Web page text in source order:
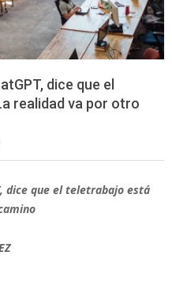
dice que el
realidad va por otro
dice que el teletrabajo está